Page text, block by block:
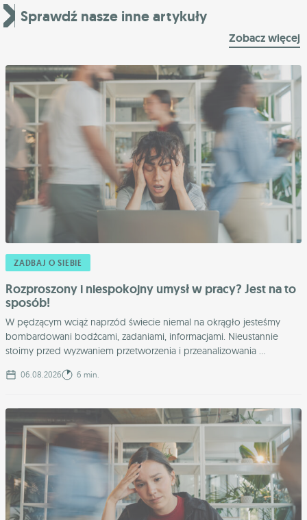
Sprawdź nasze inne artykuły
Zobacz więcej
ZADBAJ O SIEBIE
Rozproszony i niespokojny umysł w pracy? Jest na to
sposób!
W pędzącym wciąż naprzód świecie niemal na okrągło jesteśmy
bombardowani bodźcami, zadaniami, informacjami. Nieustannie
stoimy przed wyzwaniem przetworzenia i przeanalizowania ...
06.08.2026 6 min.